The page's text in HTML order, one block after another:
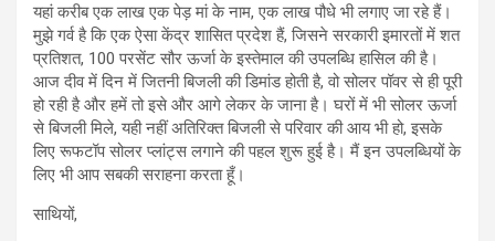
यहां करीब एक लाख एक पेड़ मां के नाम, एक लाख पौधे भी लगाए जा रहे हैं।
मुझे गर्व है कि एक ऐसा केंद्र शासित प्रदेश हैं, जिसने सरकारी इमारतों में शत
प्रतिशत, 100 परसेंट सौर ऊर्जा के इस्तेमाल की उपलब्धि हासिल की है।
आज दीव में दिन में जितनी बिजली की डिमांड होती है, वो सोलर पॉवर से ही पूरी
हो रही है और हमें तो इसे और आगे लेकर के जाना है। घरों में भी सोलर ऊर्जा
से बिजली मिले, यही नहीं अतिरिक्त बिजली से परिवार की आय भी हो, इसके
लिए रूफटॉप सोलर प्लांट्स लगाने की पहल शुरू हुई है। मैं इन उपलब्धियों के
लिए भी आप सबकी सराहना करता हूँ।
साथियों,